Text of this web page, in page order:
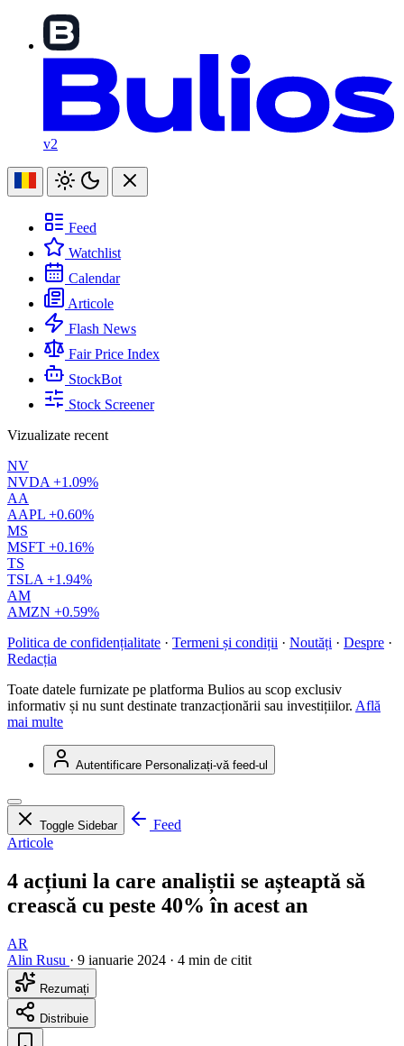
v2
Feed
Watchlist
Calendar
Articole
Flash News
Fair Price Index
StockBot
Stock Screener
Vizualizate recent
NV
NVDA +1.09%
AA
AAPL +0.60%
MS
MSFT +0.16%
TS
TSLA +1.94%
AM
AMZN +0.59%
Politica de confidențialitate · Termeni și condiții · Noutăți · Despre ·
Redacția
Toate datele furnizate pe platforma Bulios au scop exclusiv
informativ și nu sunt destinate tranzacționării sau investițiilor. Află
mai multe
Autentificare Personalizați-vă feed-ul
Toggle Sidebar
Feed
Articole
4 acțiuni la care analiștii se așteaptă să
crească cu peste 40% în acest an
AR
Alin Rusu · 9 ianuarie 2024 · 4 min de citit
Rezumați
Distribuie